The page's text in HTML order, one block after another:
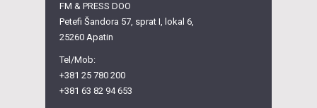
FM & PRESS DOO
Petefi Šandora 57, sprat I, lokal 6,
25260 Apatin
Tel/Mob:
+381 25 780 200
+381 63 82 94 653